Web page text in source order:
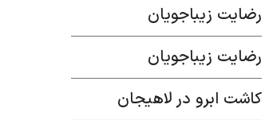
رضایت زیباجویان
رضایت زیباجویان
کاشت ابرو در لاهیجان